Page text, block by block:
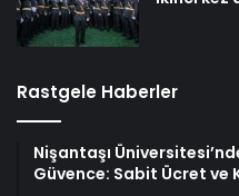
Rastgele Haberler
Nişantaşı
Güvence: Sabit Ücret ve